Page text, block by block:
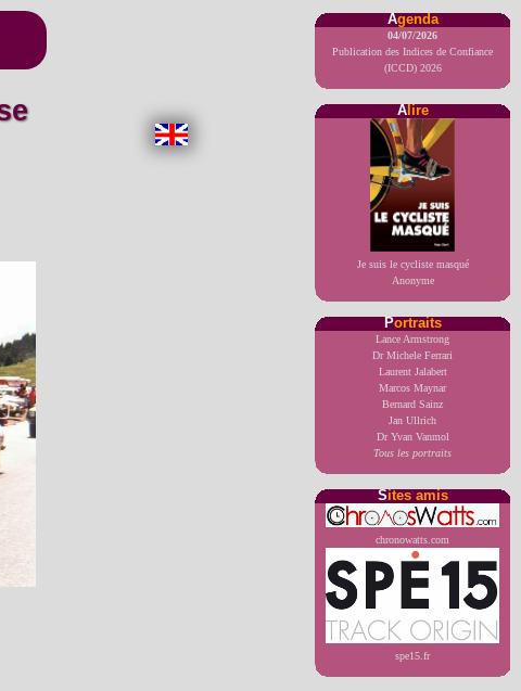
Agenda
04/07/2026
Publication des Indices de Confiance
(ICCD) 2026
Alire
Je suis le cycliste masqué
Anonyme
Portraits
Lance Armstrong
Dr Michele Ferrari
Laurent Jalabert
Marcos Maynar
Bernard Sainz
Jan Ullrich
Dr Yvan Vanmol
Tous les portraits
Sites amis
chronowatts.com
spe15.fr